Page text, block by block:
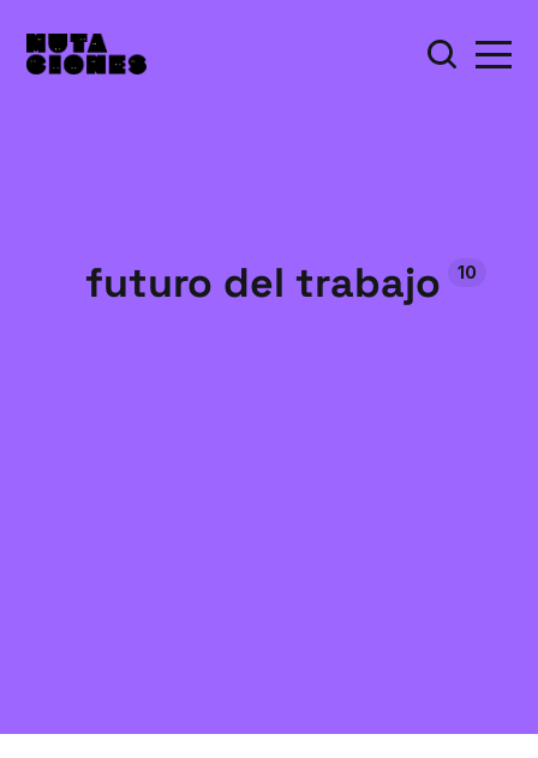
futuro del trabajo 10